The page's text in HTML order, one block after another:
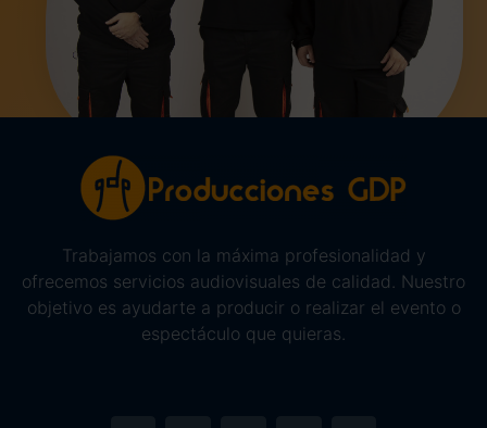
Trabajamos con la máxima profesionalidad y
ofrecemos servicios audiovisuales de calidad. Nuestro
objetivo es ayudarte a producir o realizar el evento o
espectáculo que quieras.